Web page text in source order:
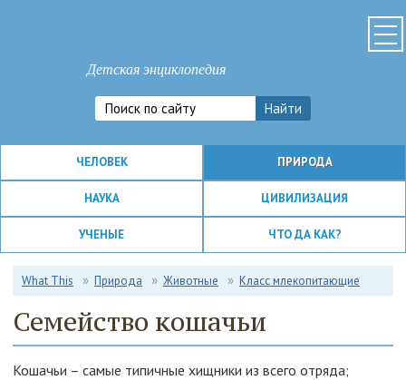
Детская энциклопедия
ЧЕЛОВЕК ПРИРОДА
НАУКА ЦИВИЛИЗАЦИЯ
УЧЕНЫЕ ЧТО ДА КАК?
What This Природа Животные Класс млекопитающие
Семейство кошачьи
Кошачьи – самые типичные хищники из всего отряда;